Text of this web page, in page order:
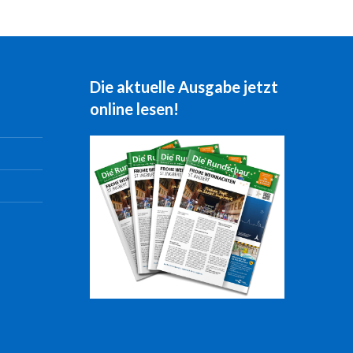
Die aktuelle Ausgabe jetzt
online lesen!